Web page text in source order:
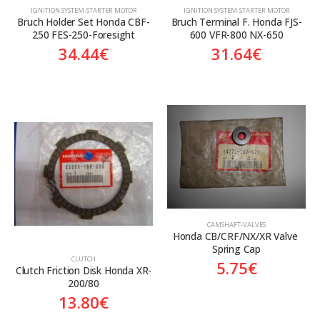
Γνήσιο
ΙGNITION SYSTEM-STARTER MOTOR
Bruch Holder Set Honda CBF-
250 FES-250-Foresight
34.44€
ΙGNITION SYSTEM-STARTER MOTOR
Bruch Terminal F. Honda FJS-
600 VFR-800 NX-650
31.64€
CLUTCH
Clutch Friction Disk Honda XR-
200/80
13.80€
CAMSHAFT-VALVES
Honda CB/CRF/NX/XR Valve
Spring Cap
5.75€